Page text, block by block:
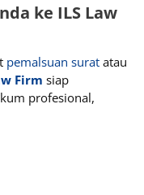
ke ILS Law
pemalsuan surat atau
Firm siap
profesional,